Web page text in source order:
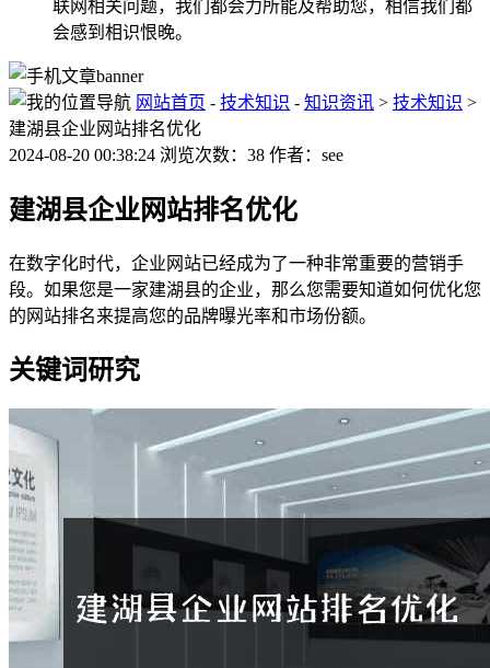
联网相关问题，我们都会力所能及帮助您，相信我们都
会感到相识恨晚。
网站首页 - 技术知识 - 知识资讯 > 技术知识 >
建湖县企业网站排名优化
2024-08-20 00:38:24 浏览次数：38 作者：see
建湖县企业网站排名优化
在数字化时代，企业网站已经成为了一种非常重要的营销手
段。如果您是一家建湖县的企业，那么您需要知道如何优化您
的网站排名来提高您的品牌曝光率和市场份额。
关键词研究